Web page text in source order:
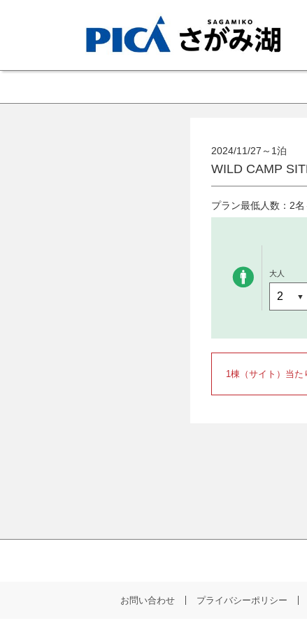
2024/11/27～1泊
WILD CAMP
プラン最低人数：2名
大人
1棟（サイト）当
お問い合わせ プライバシーポリシー